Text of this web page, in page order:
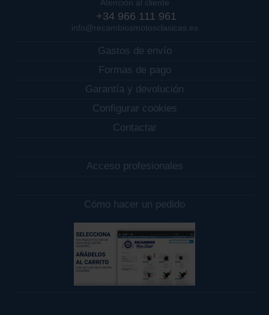
Atención al cliente
+34 966 111 961
info@recambiosmotosclasicas.es
Gastos de envío
Formas de pago
Garantía y devolución
Configurar cookies
Contactar
Acceso profesionales
Cómo hacer un pedido